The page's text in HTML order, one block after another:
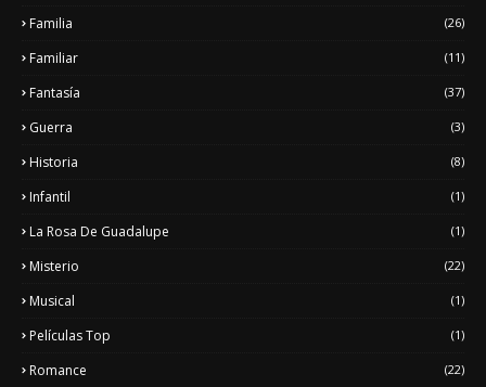
Familia (26)
Familiar (11)
Fantasía (37)
Guerra (3)
Historia (8)
Infantil (1)
La Rosa De Guadalupe (1)
Misterio (22)
Musical (1)
Películas Top (1)
Romance (22)